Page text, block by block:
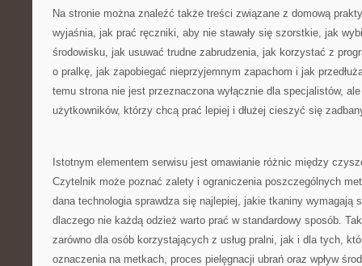
Na stronie można znaleźć także treści związane z domową
wyjaśnia, jak prać ręczniki, aby nie stawały się szorstkie, jak
środowisku, jak usuwać trudne zabrudzenia, jak korzystać z
o pralkę, jak zapobiegać nieprzyjemnym zapachom i jak
temu strona nie jest przeznaczona wyłącznie dla specjalistów,
użytkowników, którzy chcą prać lepiej i dłużej cieszyć się
Istotnym elementem serwisu jest omawianie różnic między
Czytelnik może poznać zalety i ograniczenia poszczególnych
dana technologia sprawdza się najlepiej, jakie tkaniny wymagają
dlaczego nie każdą odzież warto prać w standardowy sposób.
zarówno dla osób korzystających z usług pralni, jak i dla tych,
oznaczenia na metkach, proces pielęgnacji ubrań oraz wpływ